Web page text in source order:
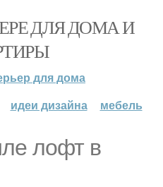
ДЛЯ ДОМА И
для дома
идеи дизайна мебель
лофт в